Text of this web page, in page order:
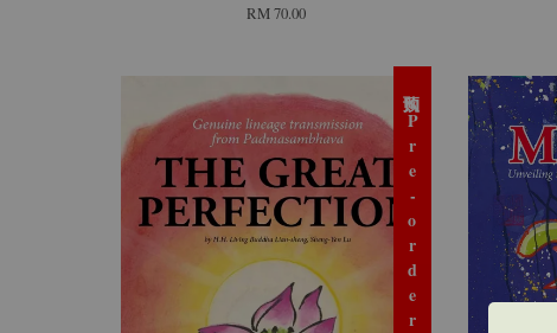
RM 70.00
预购 Pre-order